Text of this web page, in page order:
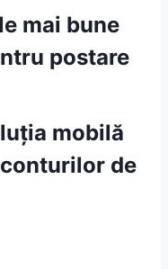
mai bune
postare
mobilă
de